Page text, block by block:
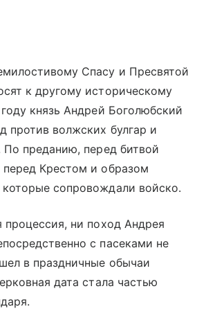
Спасу и Пресвятой
к другому историческому
князь Андрей Боголюбский
против волжских булгар и
преданию, перед битвой
Крестом и образом
сопровождали войско.
процессия, ни поход Андрея
с пасеками не
в праздничные обычаи
дата стала частью